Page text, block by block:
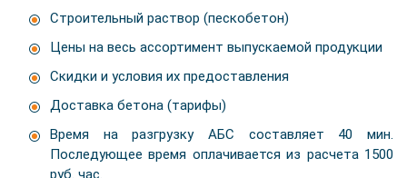
Строительный раствор (пескобетон)
Цены на весь ассортимент выпускаемой продукции
Скидки и условия их предоставления
Доставка бетона (тарифы)
Время на разгрузку АБС составляет 40 мин.
Последующее время оплачивается из расчета 1500
руб. час.